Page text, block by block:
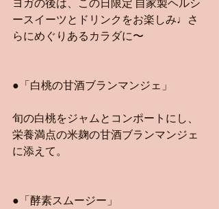
ヨガの後は、この日限定 自家製ヘルシ
ースイーツとドリンクをお楽しみ♩さ
らにめぐりあるカラダに〜
●「白桃の甘酒ブランマンジェ」
旬の白桃をジャムとコンポートにし、
栄養満点の米麹の甘酒ブランマンジェ
に添えて。
●「酵素スムージー」